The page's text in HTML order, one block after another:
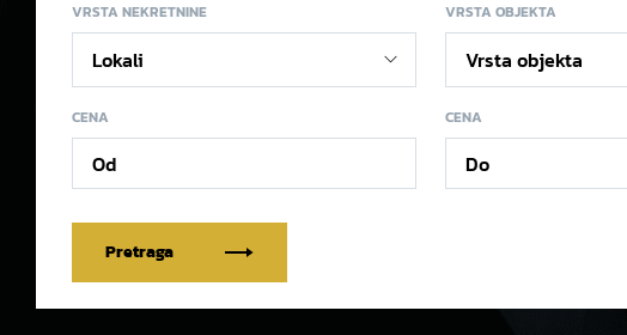
VRSTA NEKRETNINE VRSTA OBJEKTA
CENA CENA
Pretraga